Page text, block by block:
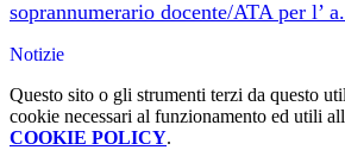
soprannumerario docente/ATA per l’
Notizie
Questo sito o gli strumenti terzi da questo
cookie necessari al funzionamento ed utili
COOKIE POLICY.